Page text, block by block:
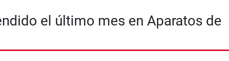
el último mes en Aparatos de